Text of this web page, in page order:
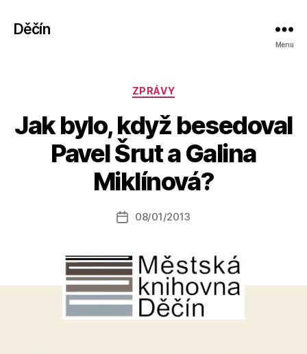
Děčín
Menu
Rubriky
ZPRÁVY
Jak bylo, když besedoval
Pavel Šrut a Galina
Miklínová?
Autor
příspěvku
u
o
a
s
o
Datum
08/01/2013